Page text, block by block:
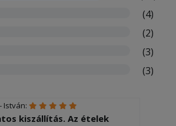
(4)
(2)
(3)
(3)
István:
kiszállítás. Az ételek